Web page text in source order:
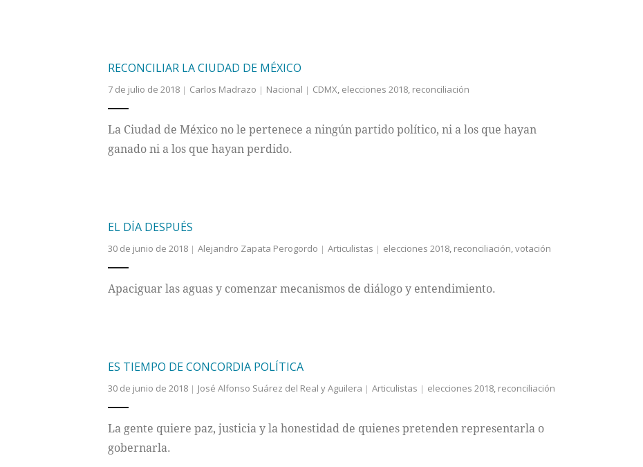
RECONCILIAR LA CIUDAD DE MÉXICO
7 de julio de 2018 Carlos Madrazo Nacional CDMX elecciones 2018, reconciliación
La Ciudad de México no le pertenece a ningún partido político, ni a los que hayan
ganado ni a los que hayan perdido.
EL DÍA DESPUÉS
30 de junio de 2018 Alejandro Zapata Perogordo Articulistas elecciones 2018, reconciliación votación
Apaciguar las aguas y comenzar mecanismos de diálogo y entendimiento.
ES TIEMPO DE CONCORDIA POLÍTICA
30 de junio de 2018 José Alfonso Suárez del Real y Aguilera Articulistas elecciones 2018, reconciliación
La gente quiere paz, justicia y la honestidad de quienes pretenden representarla o
gobernarla.